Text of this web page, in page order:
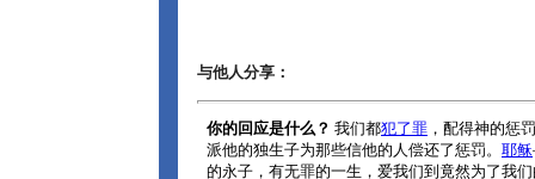
与他人分享：